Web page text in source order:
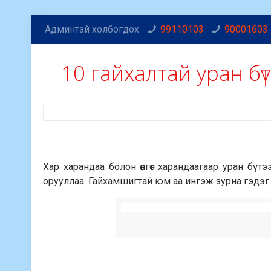
Админтай холбогдох 99110103 90001603
10 гайхалтай уран
Хар харандаа болон өнгөт харандаагаар уран
орууллаа. Гайхамшигтай юм аа ингэж зурна